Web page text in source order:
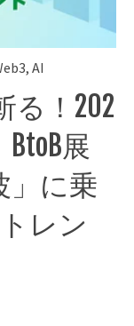
, AI
る！202
展
」に乗
レン